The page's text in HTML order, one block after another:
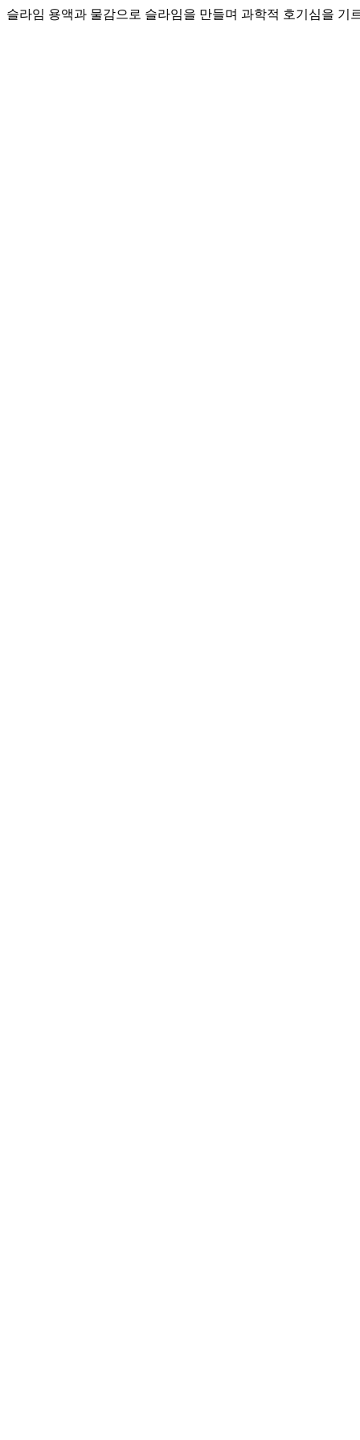
슬라임 용액과 물감으로 슬라임을 만들며 과학적 호기심을 기